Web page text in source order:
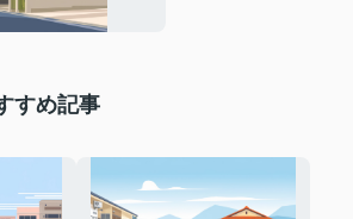
すめ記事